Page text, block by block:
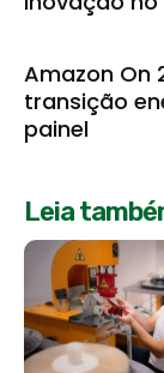
Amazon On
transição
painel
Leia